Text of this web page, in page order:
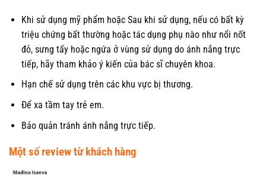
Khi sử dụng mỹ phẩm hoặc Sau khi sử dụng, nếu có bất kỳ
triệu chứng bất thường hoặc tác dụng phụ nào như nổi nốt
đỏ, sưng tấy hoặc ngứa ở vùng sử dụng do ánh nắng trực
tiếp, hãy tham khảo ý kiến ​​của bác sĩ chuyên khoa.
Hạn chế sử dụng trên các khu vực bị thương.
Để xa tầm tay trẻ em.
Bảo quản tránh ánh nắng trực tiếp.
Một số review từ khách hàng